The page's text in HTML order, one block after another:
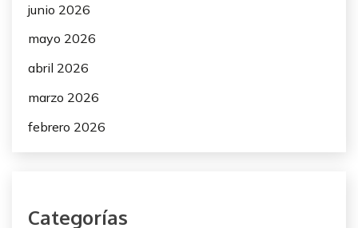
junio 2026
mayo 2026
abril 2026
marzo 2026
febrero 2026
Categorías